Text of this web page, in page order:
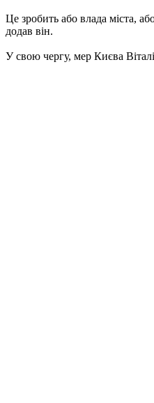
Це зробить або влада міста,
додав він.
У свою чергу, мер Києва